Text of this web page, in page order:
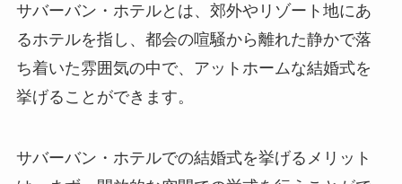
サバーバン・ホテルとは、郊外やリゾート地にあ
るホテルを指し、都会の喧騒から離れた静かで落
ち着いた雰囲気の中で、アットホームな結婚式を
挙げることができます。
サバーバン・ホテルでの結婚式を挙げるメリット